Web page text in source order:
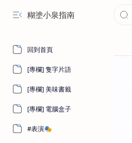
糊塗小泉指南
回到首頁
[專欄] 隻字片語
[專欄] 美味書籤
[專欄] 電腦盒子
#表演🎭